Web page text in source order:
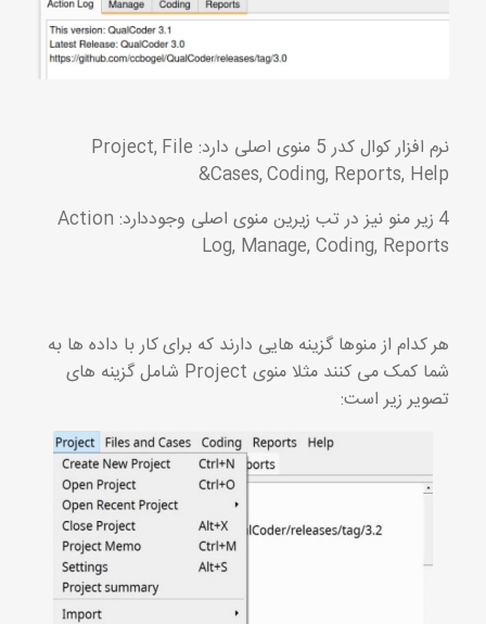
نرم افزار کوال کدر 5 منوی اصلی دارد: Project, File
&Cases, Coding, Reports, Help
4 زیر منو نیز در تب زیرین منوی اصلی وجوددارد: Action
Log, Manage, Coding, Reports
هر کدام از منوها گزینه هایی دارند که برای کار با داده ها به
شما کمک می کنند مثلا منوی Project شامل گزینه های
تصویر زیر است: